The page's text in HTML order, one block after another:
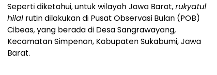
Seperti diketahui, untuk wilayah Jawa Barat,rukyatul
hilal rutin dilakukan di Pusat Observasi Bulan (POB)
Cibeas, yang berada di Desa Sangrawayang,
Kecamatan Simpenan, Kabupaten Sukabumi, Jawa
Barat.